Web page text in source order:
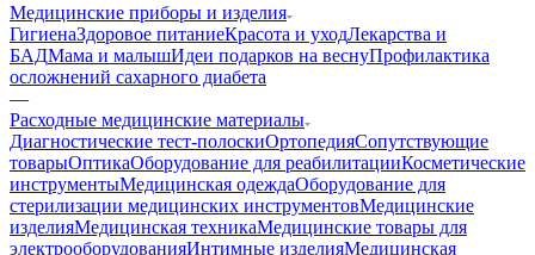
Медицинские приборы и изделия
ГигиенаЗдоровое питаниеКрасота и уходЛекарства и
БАДМама и малышИдеи подарков на веснуПрофилактика
осложнений сахарного диабета
—
Расходные медицинские материалы
Диагностические тест-полоскиОртопедияСопутствующие
товарыОптикаОборудование для реабилитацииКосметические
инструментыМедицинская одеждаОборудование для
стерилизации медицинских инструментовМедицинские
изделияМедицинская техникаМедицинские товары для
электрооборудованияИнтимные изделияМедицинская